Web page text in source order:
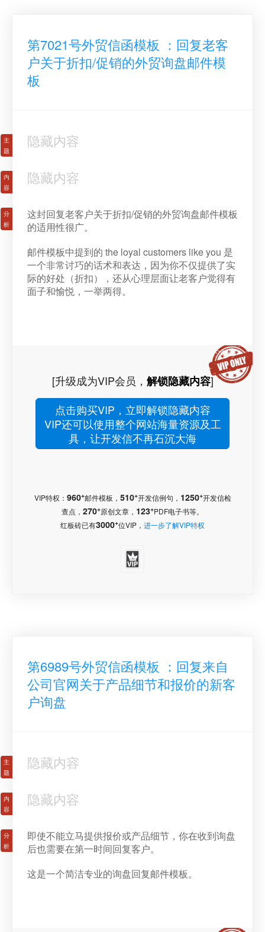
第7021号外贸信函模板 ：回复老客
户关于折扣/促销的外贸询盘邮件模
板
隐藏内容
隐藏内容
这封回复老客户关于折扣/促销的外贸询盘邮件模板
的适用性很广。
邮件模板中提到的 the loyal customers like you 是
一个非常讨巧的话术和表达，因为你不仅提供了实
际的好处（折扣），还从心理层面让老客户觉得有
面子和愉悦，一举两得。
[升级成为VIP会员， 解锁隐藏内容]
点击购买VIP，立即解锁隐藏内容
VIP还可以使用整个网站海量资源及工
具，让开发信不再石沉大海
VIP特权： 960+邮件模板， 510+开发信例句， 1250+开发信检
查点， 270+原创文章， 123+PDF电子书等。
红板砖已有3000+位VIP， 进一步了解VIP特权
第6989号外贸信函模板 ：回复来自
公司官网关于产品细节和报价的新客
户询盘
隐藏内容
隐藏内容
即使不能立马提供报价或产品细节，你在收到询盘
后也需要在第一时间回复客户。
这是一个简洁专业的询盘回复邮件模板。